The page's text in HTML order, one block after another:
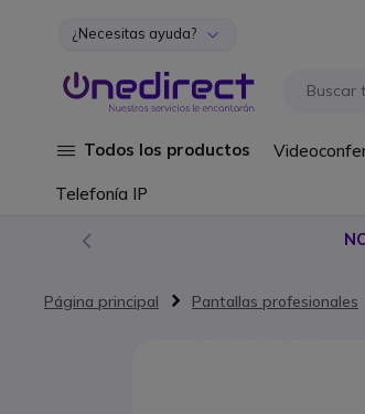
Ir al contenido
¿Necesitas ayuda?
Todos los productos
Telefonía IP
Página principal Pantallas profesionales